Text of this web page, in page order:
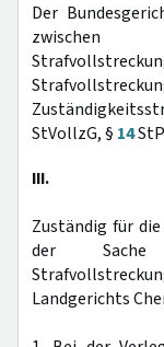
Der
StVollzG, § 14
III.
Zuständig für
der
Landgerichts